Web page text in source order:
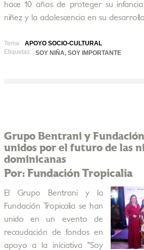
hace 10 años de proteger su
niñez y la adolescencia en su
Tema:
APOYO SOCIO-CULTURAL
Etiquetas:
SOY NIÑA, SOY IMPORTANTE
Grupo Bentrani y
unidos por el futuro de las
dominicanas
Por: Fundación Tropicalia
El Grupo Bentrani y la
Fundación Tropicalia se han
unido en un evento de
recaudación de fondos en
apoyo a la iniciativa "Soy